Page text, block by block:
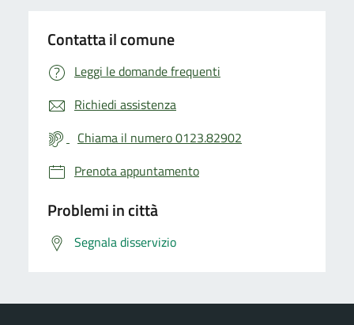
Contatta il comune
Leggi le domande frequenti
Richiedi assistenza
Chiama il numero 0123.82902
Prenota appuntamento
Problemi in città
Segnala disservizio